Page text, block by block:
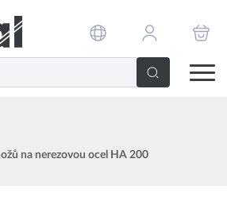
na nerezovou ocel HA 200